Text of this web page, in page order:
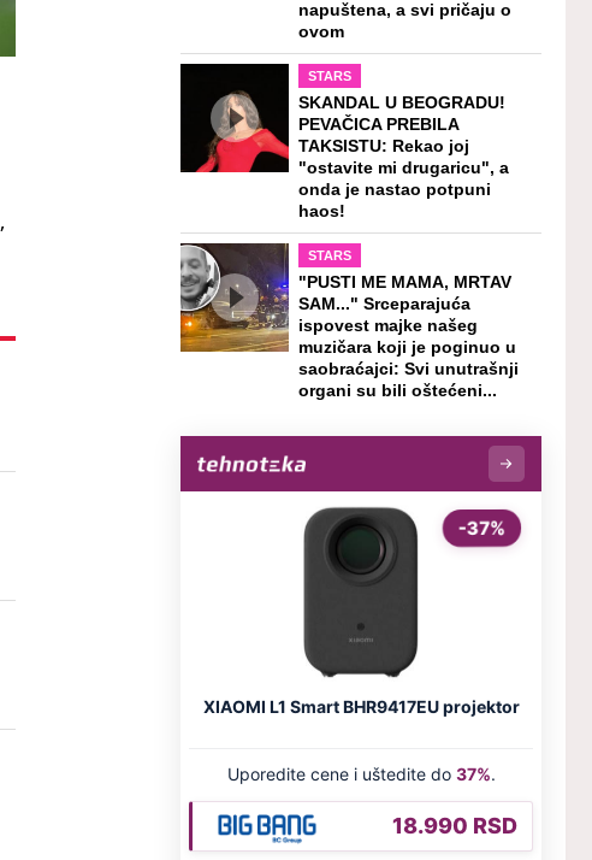
,
napuštena, a svi pričaju o
ovom
STARS
SKANDAL U BEOGRADU!
PEVAČICA PREBILA
TAKSISTU: Rekao joj
"ostavite mi drugaricu", a
onda je nastao potpuni
haos!
STARS
"PUSTI ME MAMA, MRTAV
SAM..." Srceparajuća
ispovest majke našeg
muzičara koji je poginuo u
saobraćajci: Svi unutrašnji
organi su bili oštećeni...